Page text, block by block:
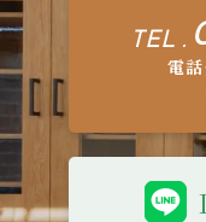
TEL .
電